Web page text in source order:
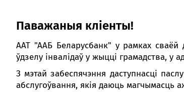
Паважаныя кліенты!
ААТ "ААБ Беларусбанк" у рамках
ўдзелу інвалідаў у жыцці грамадства, у
З мэтай забеспячэння даступнасці
абслугоўвання, якія даюць магчымасць